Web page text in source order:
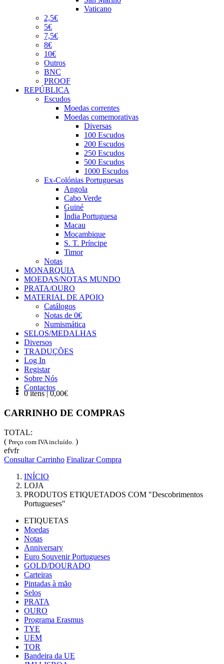
Vaticano
2,5€
5€
7,5€
8€
10€
Outros
BNC
PROOF
REPÚBLICA
Escudos
Moedas correntes
Moedas comemorativas
Diversas
100 Escudos
200 Escudos
250 Escudos
500 Escudos
1000 Escudos
Ex-Colónias Portuguesas
Angola
Cabo Verde
Guiné
Índia Portuguesa
Macau
Moçambique
S. T. Príncipe
Timor
Notas
MONARQUIA
MOEDAS/NOTAS MUNDO
PRATA/OURO
MATERIAL DE APOIO
Catálogos
Notas de 0€
Numismática
SELOS/MEDALHAS
Diversos
TRADUÇÕES
Log In
Registar
Sobre Nós
Contactos
0 itens | 0,00€
CARRINHO DE COMPRAS
TOTAL:
( Preço com IVA incluído. )
efvfr
Consultar Carrinho Finalizar Compra
INÍCIO
LOJA
PRODUTOS ETIQUETADOS COM "Descobrimentos
Portugueses"
ETIQUETAS
Moedas
Notas
Anniversary
Euro Souvenir Portugueses
GOLD/DOURADO
Carteiras
Pintadas à mão
Selos
PRATA
OURO
Programa Erasmus
TYE
UEM
TOR
Bandeira da UE